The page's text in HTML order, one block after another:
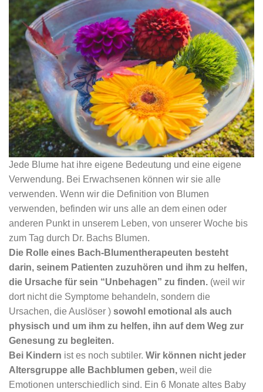
Jede Blume hat ihre eigene Bedeutung und eine eigene
Verwendung. Bei Erwachsenen können wir sie alle
verwenden. Wenn wir die Definition von Blumen
verwenden, befinden wir uns alle an dem einen oder
anderen Punkt in unserem Leben, von unserer Woche bis
zum Tag durch Dr. Bachs Blumen.
Die Rolle eines Bach-Blumentherapeuten besteht
darin, seinem Patienten zuzuhören und ihm zu helfen,
die Ursache für sein “Unbehagen” zu finden. (weil wir
dort nicht die Symptome behandeln, sondern die
Ursachen, die Auslöser ) sowohl emotional als auch
physisch und um ihm zu helfen, ihn auf dem Weg zur
Genesung zu begleiten.
Bei Kindern ist es noch subtiler. Wir können nicht jeder
Altersgruppe alle Bachblumen geben, weil die
Emotionen unterschiedlich sind. Ein 6 Monate altes Baby